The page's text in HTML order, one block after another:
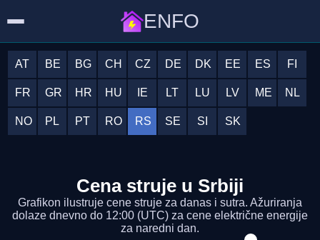
ENFO
AT BE BG CH CZ DE DK EE ES FI
FR GR HR HU IE LT LU LV ME NL
NO PL PT RO RS SE SI SK
Cena struje u Srbiji
Grafikon ilustruje cene struje za danas i sutra. Ažuriranja
dolaze dnevno do 12:00 (UTC) za cene električne energije
za naredni dan.